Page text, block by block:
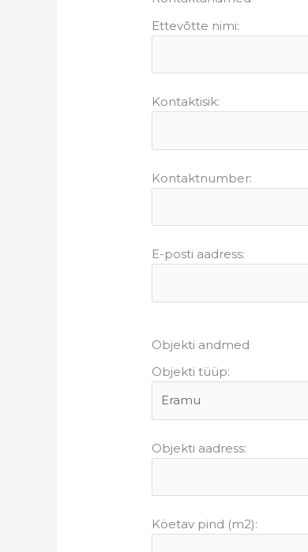
Ettevõtte nimi:
Kontaktisik:
Kontaktnumber:
E-posti aadress:
Objekti andmed
Objekti tüüp:
Objekti aadress:
Köetav pind (m2):